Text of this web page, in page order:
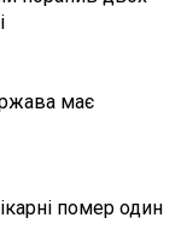
має
помер один